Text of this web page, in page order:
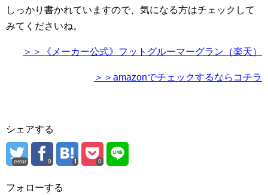
しっかり書かれていますので、気になる方はチェックして
みてくださいね。
＞＞《メーカー公式》フットグルーマーグラン（楽天）
＞＞amazonでチェックするならコチラ
シェアする
error 0 0
フォローする